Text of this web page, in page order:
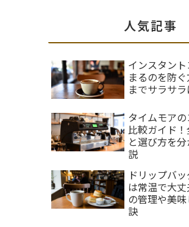
人気記事
インスタン
まるのを防
までサラサ
タイムモア
比較ガイド
と選び方を
説
ドリップバ
は常温で大
の管理や美
訣